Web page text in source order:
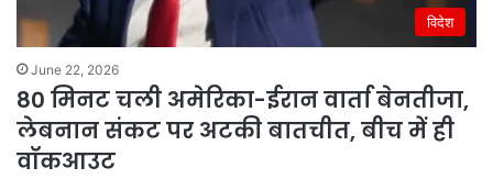
विदेश
June 22, 2026
80 मिनट चली अमेरिका-ईरान वार्ता बेनतीजा,
लेबनान संकट पर अटकी बातचीत, बीच में ही
वॉकआउट